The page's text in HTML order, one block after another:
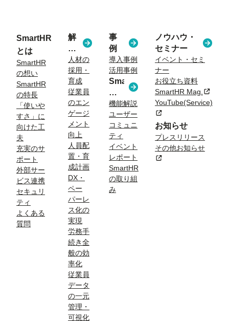
SmartHR
とは
SmartHR
の想い
SmartHR
の特長
「使いや
すさ」に
向けた工
夫
充実のサ
ポート
外部サー
ビス連携
セキュリ
ティ
よくある
質問
解
決
す
る
課
題
人材の
採用・
育成
従業員
のエン
ゲージ
メント
向上
人員配
置・育
成計画
DX・
ペー
パーレ
ス化の
実現
労務手
続き全
般の効
率化
従業員
データ
の一元
管理・
可視化
事
例
導入事例
活用事例
SmartHR
コ
ラ
ム
機能解説
ユーザー
コミュニ
ティ
イベント
レポート
SmartHR
の取り組
み
ノウハウ・
セミナー
イベント・セミ
ナー
お役立ち資料
SmartHR Mag.新規タ
YouTube(Service)
新規タブまたはウィン
お知らせ
プレスリリース
その他お知らせ
新規タブまたはウィン